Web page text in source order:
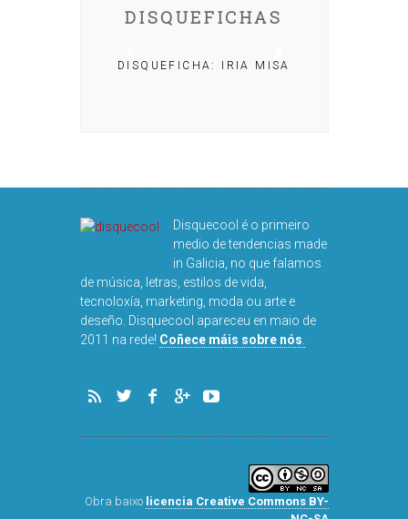
DISQUEFICHAS
DISQUEFICHA: IRIA MISA
Disquecool é o primeiro
medio de tendencias made
in Galicia, no que falamos
de música, letras, estilos de vida,
tecnoloxía, marketing, moda ou arte e
deseño. Disquecool apareceu en maio de
2011 na rede! Coñece máis sobre nós
Obra baixo licencia Creative Commons BY-